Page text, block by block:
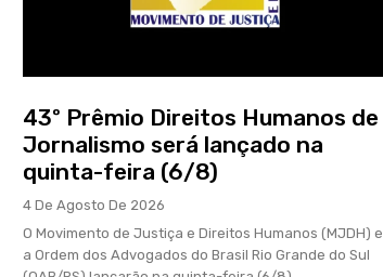
43º Prêmio Direitos Humanos de
Jornalismo será lançado na
quinta-feira (6/8)
4 De Agosto De 2026
O Movimento de Justiça e Direitos Humanos (MJDH) e
a Ordem dos Advogados do Brasil Rio Grande do Sul